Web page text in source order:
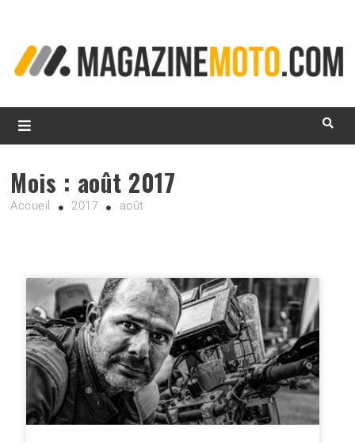
MagazineMoto.com
Mois : août 2017
Accueil 2017 août